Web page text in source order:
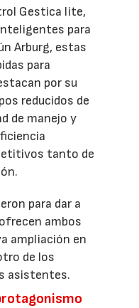
Gestica lite,
para
Arburg, estas
para
por su
reducidos de
de manejo y
tanto de
para dar a
ambos
ampliación en
de los
asistentes.